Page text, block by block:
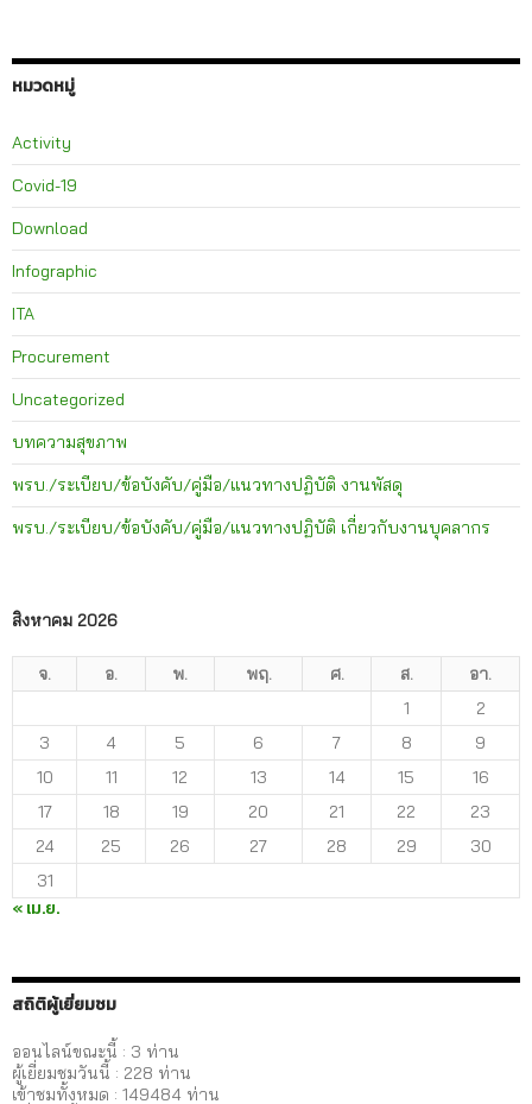
หมวดหมู่
Activity
Covid-19
Download
Infographic
ITA
Procurement
Uncategorized
บทความสุขภาพ
พรบ./ระเบียบ/ข้อบังคับ/คู่มือ/แนวทางปฏิบัติ งานพัสดุ
พรบ./ระเบียบ/ข้อบังคับ/คู่มือ/แนวทางปฏิบัติ เกี่ยวกับงานบุคลากร
สิงหาคม 2026
จ. อ. พ. พฤ. ศ. ส.
อา.
1
2
3
4 5 6 7 8
9
10
11 12 13 14 15
16
17
18 19 20 21 22
23
24
25 26 27 28 29
30
31
« เม.ย.
สถิติผู้เยี่ยมชม
ออนไลน์ขณะนี้ : 3 ท่าน
ผู้เยี่ยมชมวันนี้ : 228 ท่าน
เข้าชมทั้งหมด : 149484 ท่าน